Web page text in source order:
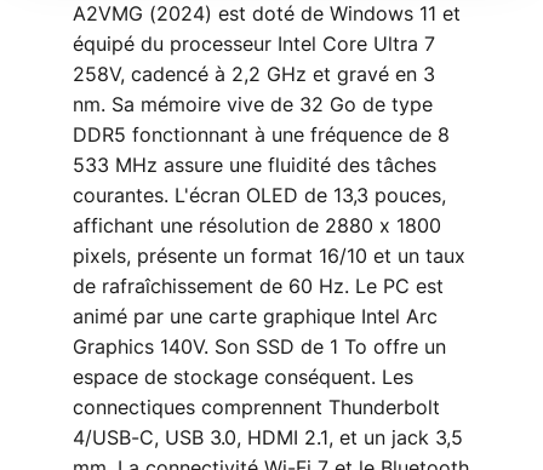
A2VMG (2024) est doté de Windows 11 et
équipé du processeur Intel Core Ultra 7
258V, cadencé à 2,2 GHz et gravé en 3
nm. Sa mémoire vive de 32 Go de type
DDR5 fonctionnant à une fréquence de 8
533 MHz assure une fluidité des tâches
courantes. L'écran OLED de 13,3 pouces,
affichant une résolution de 2880 x 1800
pixels, présente un format 16/10 et un taux
de rafraîchissement de 60 Hz. Le PC est
animé par une carte graphique Intel Arc
Graphics 140V. Son SSD de 1 To offre un
espace de stockage conséquent. Les
connectiques comprennent Thunderbolt
4/USB-C, USB 3.0, HDMI 2.1, et un jack 3,5